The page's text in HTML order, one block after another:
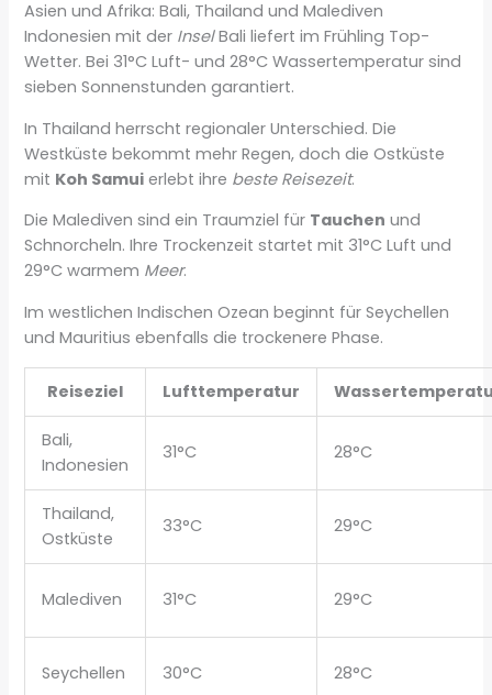
Asien und Afrika: Bali, Thailand und Malediven
Indonesien mit der InselBali liefert im Frühling Top-
Wetter. Bei 31°C Luft- und 28°C Wassertemperatur sind
sieben Sonnenstunden garantiert.
In Thailand herrscht regionaler Unterschied. Die
Westküste bekommt mehr Regen, doch die Ostküste
mit Koh Samui erlebt ihre beste Reisezeit.
Die Malediven sind ein Traumziel für Tauchen und
Schnorcheln. Ihre Trockenzeit startet mit 31°C Luft und
29°C warmem Meer.
Im westlichen Indischen Ozean beginnt für Seychellen
und Mauritius ebenfalls die trockenere Phase.
Reiseziel Lufttemperatur
Bali,
Indonesien
31°C 28°C
Thailand,
Ostküste
33°C 29°C
Malediven 31°C 29°C
Seychellen 30°C 28°C